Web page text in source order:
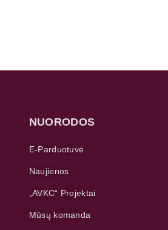
NUORODOS
E-Parduotuvė
Naujienos
„AVKC“ Projektai
Mūsų komanda